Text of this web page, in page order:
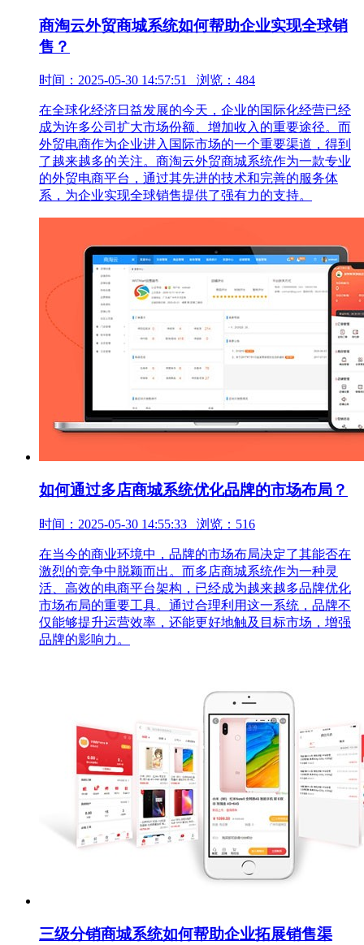
商淘云外贸商城系统如何帮助企业实现全球销
售？
时间：2025-05-30 14:57:51 浏览：484
在全球化经济日益发展的今天，企业的国际化经营已经
成为许多公司扩大市场份额、增加收入的重要途径。而
外贸电商作为企业进入国际市场的一个重要渠道，得到
了越来越多的关注。商淘云外贸商城系统作为一款专业
的外贸电商平台，通过其先进的技术和完善的服务体
系，为企业实现全球销售提供了强有力的支持。
如何通过多店商城系统优化品牌的市场布局？
时间：2025-05-30 14:55:33 浏览：516
在当今的商业环境中，品牌的市场布局决定了其能否在
激烈的竞争中脱颖而出。而多店商城系统作为一种灵
活、高效的电商平台架构，已经成为越来越多品牌优化
市场布局的重要工具。通过合理利用这一系统，品牌不
仅能够提升运营效率，还能更好地触及目标市场，增强
品牌的影响力。
三级分销商城系统如何帮助企业拓展销售渠